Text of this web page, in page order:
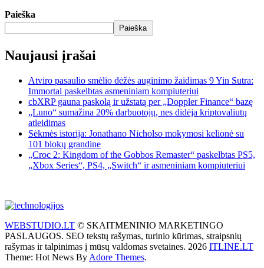
Paieška
Paieška
Naujausi įrašai
Atviro pasaulio smėlio dėžės auginimo žaidimas 9 Yin Sutra:
Immortal paskelbtas asmeniniam kompiuteriui
cbXRP gauna paskolą ir užstatą per „Doppler Finance“ bazę
„Luno“ sumažina 20% darbuotojų, nes didėja kriptovaliutų
atleidimas
Sėkmės istorija: Jonathano Nicholso mokymosi kelionė su
101 blokų grandine
„Croc 2: Kingdom of the Gobbos Remaster“ paskelbtas PS5,
„Xbox Series“, PS4, „Switch“ ir asmeniniam kompiuteriui
WEBSTUDIO.LT © SKAITMENINIO MARKETINGO
PASLAUGOS. SEO tekstų rašymas, turinio kūrimas, straipsnių
rašymas ir talpinimas į mūsų valdomas svetaines. 2026 ITLINE.LT
Theme: Hot News By Adore Themes.